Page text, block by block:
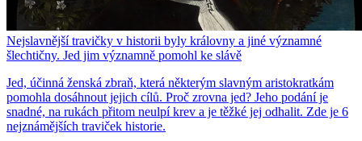
Nejslavnější travičky v historii byly královny a jiné významné
šlechtičny. Jed jim významně pomohl ke slávě
Jed, účinná ženská zbraň, která některým slavným aristokratkám
pomohla dosáhnout jejich cílů. Proč zrovna jed? Jeho podání je
snadné, na rukách přitom neulpí krev a je těžké jej odhalit. Zde je 6
nejznámějších traviček historie.